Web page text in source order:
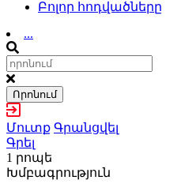
Բոլոր հոդվածները
...
Որոնում
Մուտք Գրանցվել
Գրել
1 րոպե
Խմբագրություն